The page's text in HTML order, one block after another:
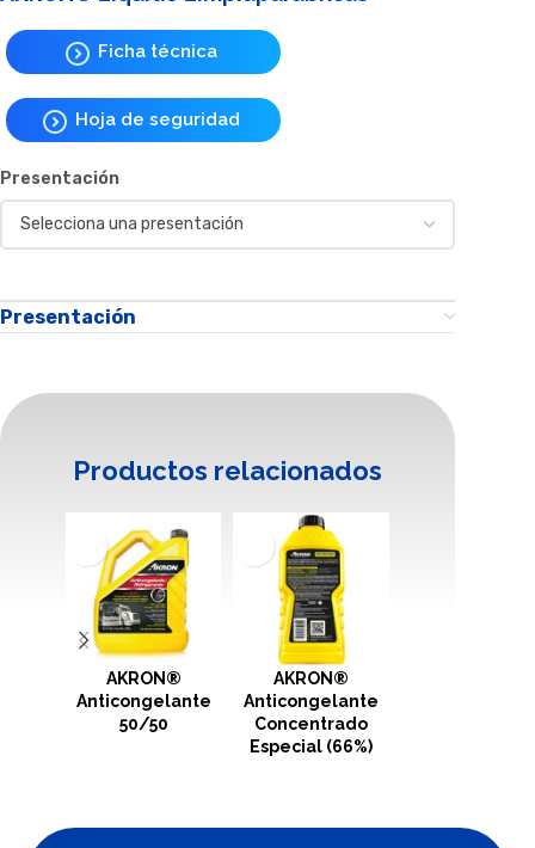
Ficha técnica
Hoja de seguridad
Presentación
Presentación
Productos relacionados
AKRON®
Anticongelante
50/50
AKRON®
Anticongelante
Concentrado
Especial (66%)